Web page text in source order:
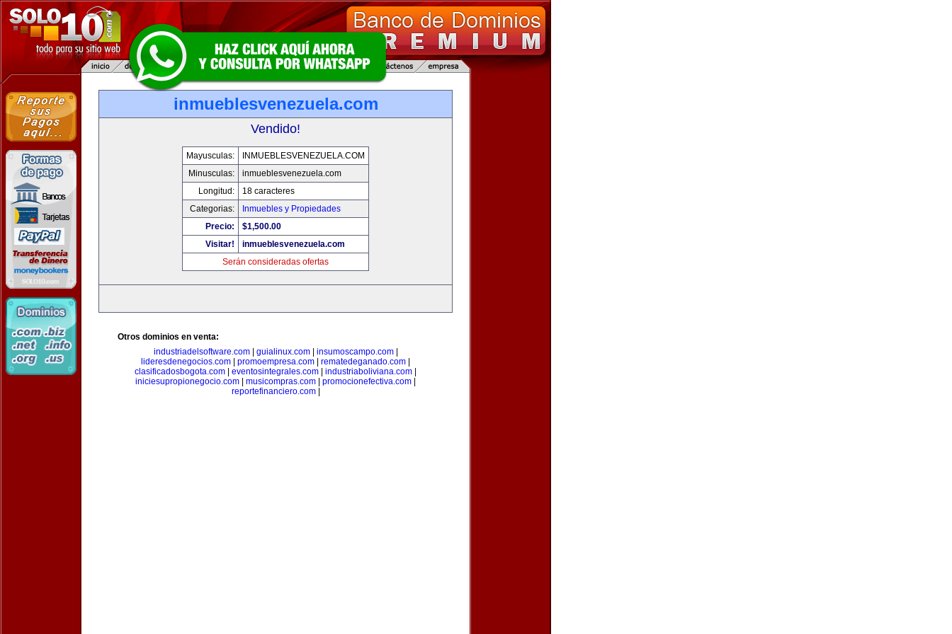
inmueblesvenezuela.com
Vendido!
Mayusculas:
INMUEBLESVENEZUELA.COM
Minusculas:
inmueblesvenezuela.com
Longitud:
18 caracteres
Categorias:
Inmuebles y Propiedades
Precio:
$1,500.00
Visitar!
inmueblesvenezuela.com
Serán consideradas ofertas
Otros dominios en venta:
industriadelsoftware.com| guialinux.com| insumoscampo.com|
lideresdenegocios.com
promoempresa.com rematedeganado.com
clasificadosbogota.com
eventosintegrales.com industriaboliviana.com
iniciesupropionegocio.com
musicompras.com promocionefectiva.com
reportefinanciero.com|